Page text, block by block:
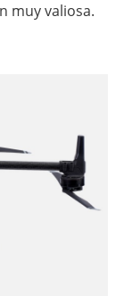
muy valiosa.